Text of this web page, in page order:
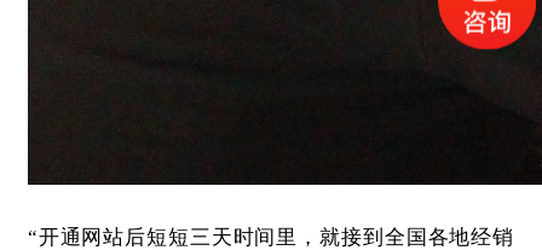
“开通网站后短短三天时间里，就接到全国各地经销